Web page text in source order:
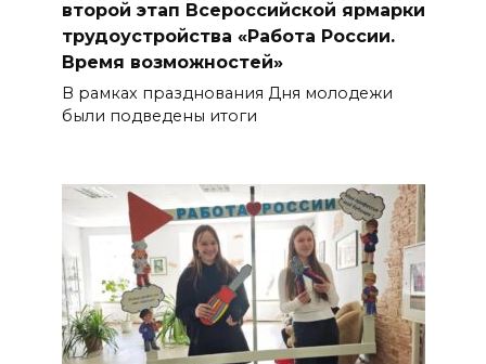
второй этап Всероссийской ярмарки
трудоустройства «Работа России.
Время возможностей»
В рамках празднования Дня молодежи
были подведены итоги